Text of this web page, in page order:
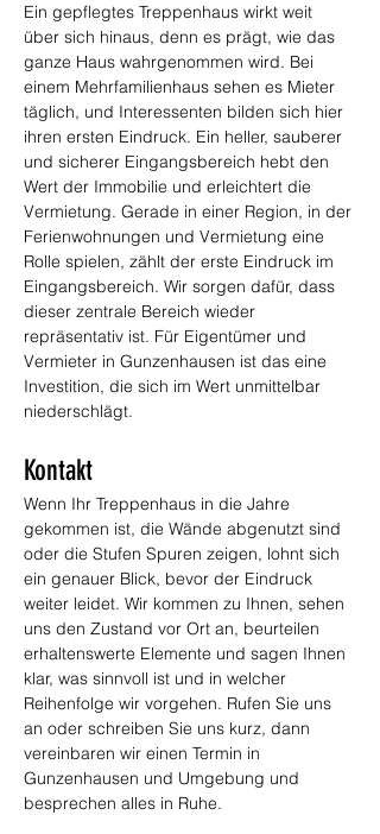
Ein gepflegtes Treppenhaus wirkt weit
über sich hinaus, denn es prägt, wie das
ganze Haus wahrgenommen wird. Bei
einem Mehrfamilienhaus sehen es Mieter
täglich, und Interessenten bilden sich hier
ihren ersten Eindruck. Ein heller, sauberer
und sicherer Eingangsbereich hebt den
Wert der Immobilie und erleichtert die
Vermietung. Gerade in einer Region, in der
Ferienwohnungen und Vermietung eine
Rolle spielen, zählt der erste Eindruck im
Eingangsbereich. Wir sorgen dafür, dass
dieser zentrale Bereich wieder
repräsentativ ist. Für Eigentümer und
Vermieter in Gunzenhausen ist das eine
Investition, die sich im Wert unmittelbar
niederschlägt.
Kontakt
Wenn Ihr Treppenhaus in die Jahre
gekommen ist, die Wände abgenutzt sind
oder die Stufen Spuren zeigen, lohnt sich
ein genauer Blick, bevor der Eindruck
weiter leidet. Wir kommen zu Ihnen, sehen
uns den Zustand vor Ort an, beurteilen
erhaltenswerte Elemente und sagen Ihnen
klar, was sinnvoll ist und in welcher
Reihenfolge wir vorgehen. Rufen Sie uns
an oder schreiben Sie uns kurz, dann
vereinbaren wir einen Termin in
Gunzenhausen und Umgebung und
besprechen alles in Ruhe.